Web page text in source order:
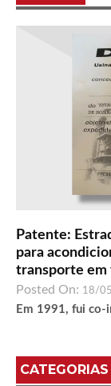
Patente:
para
transporte em
Posted On: 18/
Em 1991, fui
CATEGORIAS